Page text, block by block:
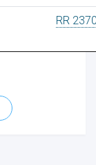
RR